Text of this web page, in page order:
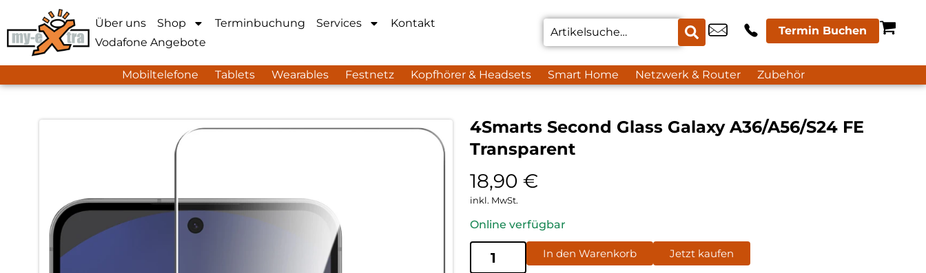
Über uns Shop Terminbuchung Services
Kontakt
Vodafone Angebote
Termin Buchen
Mobiltelefone Tablets Wearables Festnetz Kopfhörer & Headsets Smart Home Netzwerk & Router Zubehör
4Smarts Second Glass Galaxy A36/A56/S24 FE
Transparent
18,90 €
inkl. MwSt.
Online verfügbar
In den Warenkorb Jetzt kaufen